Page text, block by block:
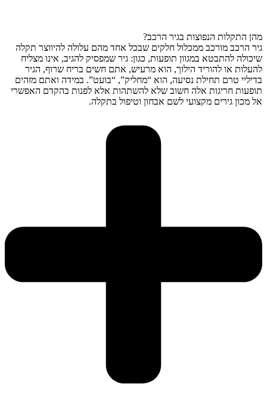
מהן התקלות הנפוצות בגיר הרכב?
גיר הרכב מורכב ממכלול חלקים שבכל אחד מהם עלולה להיווצר תקלה
שיכולה להתבטא במגוון תופעות, כגון: גיר שמפסיק להגיב, אינו מצליח
להעלות או להוריד הילוך, הוא מרעיש, אתם חשים בריח שרוף, הגיר
בדיליי טרם תחילת נסיעה, הוא “מחליק”, “בועט”. במידה ואתם מזהים
תופעות חריגות אלה חשוב שלא להשתהות אלא לפנות בהקדם האפשרי
אל מכון גירים מקצועי לשם אבחון וטיפול בתקלה.